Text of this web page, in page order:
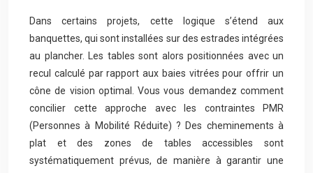
Dans certains projets, cette logique s’étend aux
banquettes, qui sont installées sur des estrades intégrées
au plancher. Les tables sont alors positionnées avec un
recul calculé par rapport aux baies vitrées pour offrir un
cône de vision optimal. Vous vous demandez comment
concilier cette approche avec les contraintes PMR
(Personnes à Mobilité Réduite) ? Des cheminements à
plat et des zones de tables accessibles sont
systématiquement prévus, de manière à garantir une